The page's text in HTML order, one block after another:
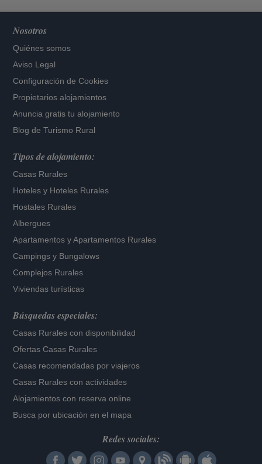
Nosotros
Quiénes somos
Aviso Legal
Configuración de Cookies
Propietarios alojamientos
Anuncia gratis tu alojamiento
Blog de Turismo Rural
Tipos de alojamiento:
Casas Rurales
Hoteles y Hoteles Rurales
Hostales Rurales
Albergues
Apartamentos yApartamentos Rurales
Campings y Bungalows
Complejos Rurales
Viviendas turísticas
Búsquedas especiales:
Casas Rurales con disponibilidad
Ofertas Casas Rurales
Casas recomendadas por viajeros
Casas Rurales con actividades
Alojamientos con reserva online
Busca por ubicación en el mapa
Redes sociales: